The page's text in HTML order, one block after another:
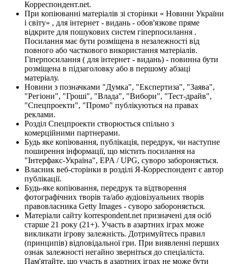
Корреспондент.net.
При копіюванні матеріалів зі сторінки « Новини України
і світу» , для інтернет - видань - обов'язкове пряме
відкрите для пошукових систем гіперпосилання .
Посилання має бути розміщена в незалежності від
повного або часткового використання матеріалів.
Гіперпосилання ( для інтернет - видань) - повинна бути
розміщена в підзаголовку або в першому абзаці
матеріалу.
Новини з позначками "Думка", "Експертиза", "Заява",
"Регіони", "Гроші", "Влада", "Вибори", "Тест-драйв",
"Спецпроекти", "Промо" публікуються на правах
реклами.
Розділ Спецпроекти створюється спільно з
комерційними партнерами.
Будь яке копіювання, публікація, передрук, чи наступне
поширення інформації, що містить посилання на
"Інтерфакс-Україна", EPA / UPG, суворо забороняється.
Власник веб-сторінки в розділі Я-Корреспондент є автор
публікації.
Будь-яке копіювання, передрук та відтворення
фотографічних творів та/або аудіовізуальних творів
правовласника Getty Images - суворо забороняється.
Матеріали сайту korrespondent.net призначені для осіб
старше 21 року (21+). Участь в азартних іграх може
викликати ігрову залежність. Дотримуйтесь правил
(принципів) відповідальної гри. При виявленні перших
ознак залежності негайно зверніться до спеціаліста.
Пам'ятайте, що участь в азартних іграх не може бути